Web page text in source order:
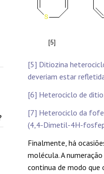
[5] Ditiozina
deveriam estar
[6] Heterociclo de
[7] Heterociclo da
(4,4-Dimetil-4H-
Finalmente, há
molécula. A
continua de modo que